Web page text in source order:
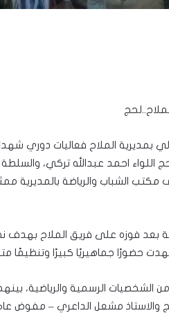
اللواء احمد عبدالله تركي،
مكتب الشباب والرياضة
حضورًا جماهيريًا كبيرًا وتنظيمًا
الشخصيات الرسمية والرياضية،
والاستاذ مشعل الداعري – مفوض